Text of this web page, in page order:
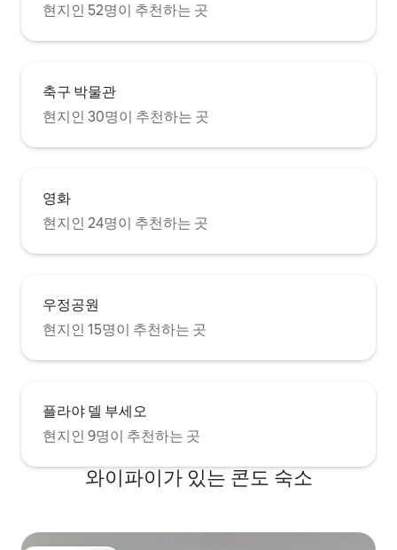
현지인 52명이 추천하는 곳
축구 박물관
현지인 30명이 추천하는 곳
영화
현지인 24명이 추천하는 곳
우정공원
현지인 15명이 추천하는 곳
플라야 델 부세오
현지인 9명이 추천하는 곳
와이파이가 있는 콘도 숙소